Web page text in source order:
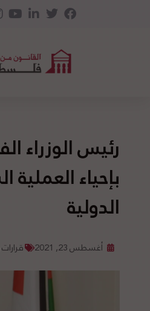
رئيس الوزراء
بإحياء
الدولية
أغسطس 23, 2021